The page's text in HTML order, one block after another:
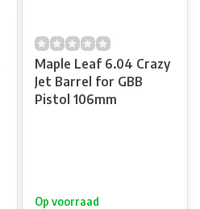
Maple Leaf 6.04 Crazy
Jet Barrel for GBB
Pistol 106mm
Op voorraad